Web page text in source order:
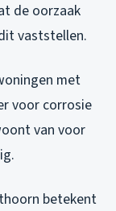
de oorzaak
vaststellen.
met
voor corrosie
van voor
betekent